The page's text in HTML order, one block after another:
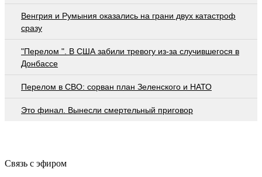
Венгрия и Румыния оказались на грани двух катастроф
сразу
"Перелом ". В США забили тревогу из-за случившегося в
Донбассе
Перелом в СВО: сорван план Зеленского и НАТО
Это финал. Вынесли смертельный приговор
Связь с эфиром